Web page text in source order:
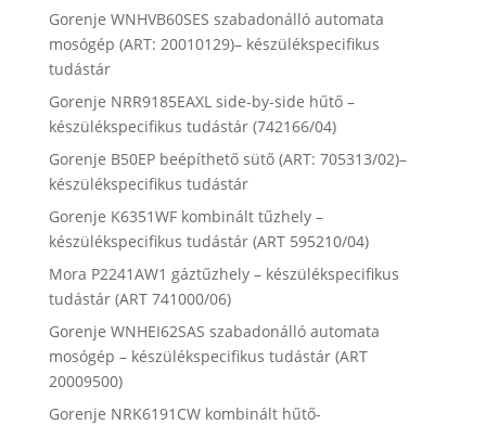
Gorenje WNHVB60SES szabadonálló automata
mosógép (ART: 20010129)– készülékspecifikus
tudástár
Gorenje NRR9185EAXL side-by-side hűtő –
készülékspecifikus tudástár (742166/04)
Gorenje B50EP beépíthető sütő (ART: 705313/02)–
készülékspecifikus tudástár
Gorenje K6351WF kombinált tűzhely –
készülékspecifikus tudástár (ART 595210/04)
Mora P2241AW1 gáztűzhely – készülékspecifikus
tudástár (ART 741000/06)
Gorenje WNHEI62SAS szabadonálló automata
mosógép – készülékspecifikus tudástár (ART
20009500)
Gorenje NRK6191CW kombinált hűtő-